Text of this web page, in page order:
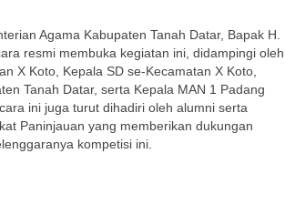
Agama Kabupaten Tanah Datar, Bapak H.
resmi membuka kegiatan ini, didampingi oleh
X Koto, Kepala SD se-Kecamatan X Koto,
Tanah Datar, serta Kepala MAN 1 Padang
ini juga turut dihadiri oleh alumni serta
Paninjauan yang memberikan dukungan
kompetisi ini.